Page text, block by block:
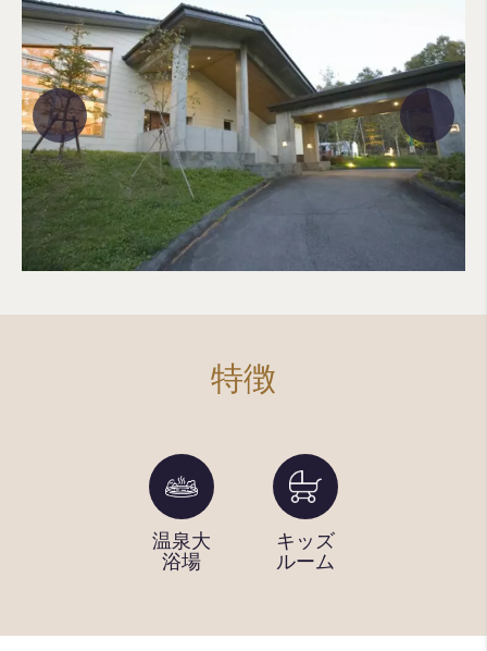
特徴
温泉大
浴場
キッズ
ルーム